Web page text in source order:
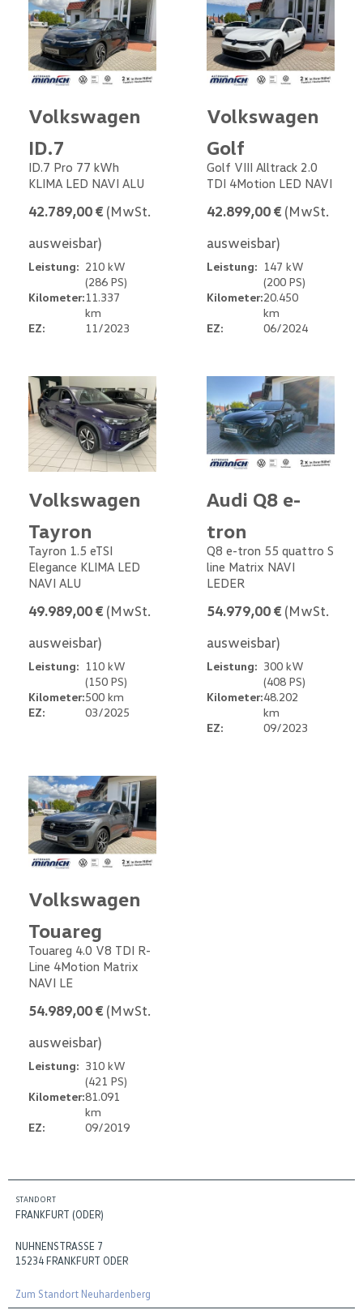
Volkswagen
ID.7
ID.7 Pro 77 kWh
KLIMA LED NAVI ALU
42.789,00 € (MwSt.
ausweisbar)
Leistung: 210 kW
(286 PS)
Kilometer:11.337
km
EZ:
11/2023
Volkswagen
Golf
Golf VIII Alltrack 2.0
TDI 4Motion LED NAVI
42.899,00 € (MwSt.
ausweisbar)
Leistung: 147 kW
(200 PS)
Kilometer:20.450
km
EZ:
06/2024
Volkswagen
Tayron
Tayron 1.5 eTSI
Elegance KLIMA LED
NAVI ALU
49.989,00 € (MwSt.
ausweisbar)
Leistung: 110 kW
(150 PS)
Kilometer:500 km
EZ:
03/2025
Audi Q8 e-
tron
Q8 e-tron 55 quattro S
line Matrix NAVI
LEDER
54.979,00 € (MwSt.
ausweisbar)
Leistung: 300 kW
(408 PS)
Kilometer:48.202
km
EZ:
09/2023
Volkswagen
Touareg
Touareg 4.0 V8 TDI R-
Line 4Motion Matrix
NAVI LE
54.989,00 € (MwSt.
ausweisbar)
Leistung: 310 kW
(421 PS)
Kilometer:81.091
km
EZ:
09/2019
STANDORT
FRANKFURT (ODER)
NUHNENSTRASSE 7
15234 FRANKFURT ODER
Zum Standort Neuhardenberg